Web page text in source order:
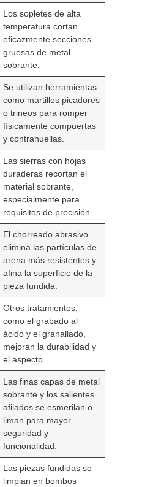
Los sopletes de alta
temperatura cortan
eficazmente secciones
gruesas de metal
sobrante.
Se utilizan herramientas
como martillos picadores
o trineos para romper
físicamente compuertas
y contrahuellas.
Las sierras con hojas
duraderas recortan el
material sobrante,
especialmente para
requisitos de precisión.
El chorreado abrasivo
elimina las partículas de
arena más resistentes y
afina la superficie de la
pieza fundida.
Otros tratamientos,
como el grabado al
ácido y el granallado,
mejoran la durabilidad y
el aspecto.
Las finas capas de metal
sobrante y los salientes
afilados se esmerilan o
liman para mayor
seguridad y
funcionalidad.
Las piezas fundidas se
limpian en bombos